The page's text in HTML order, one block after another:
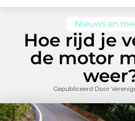
Nieuws en
Hoe rijd je
de motor
Gepubliceerd Door